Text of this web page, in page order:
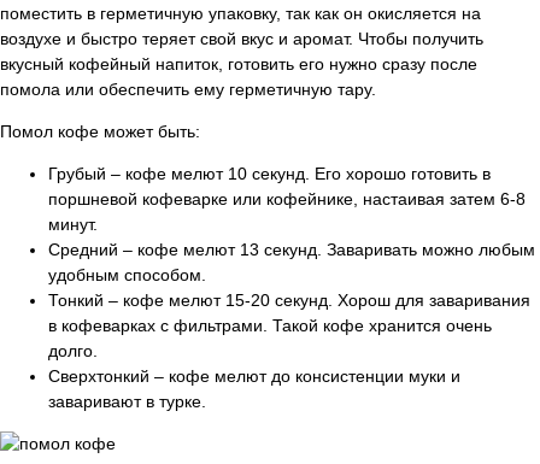
поместить в герметичную упаковку, так как он окисляется на
воздухе и быстро теряет свой вкус и аромат. Чтобы получить
вкусный кофейный напиток, готовить его нужно сразу после
помола или обеспечить ему герметичную тару.
Помол кофе может быть:
Грубый – кофе мелют 10 секунд. Его хорошо готовить в
поршневой кофеварке или кофейнике, настаивая затем 6-8
минут.
Средний – кофе мелют 13 секунд. Заваривать можно любым
удобным способом.
Тонкий – кофе мелют 15-20 секунд. Хорош для заваривания
в кофеварках с фильтрами. Такой кофе хранится очень
долго.
Сверхтонкий – кофе мелют до консистенции муки и
заваривают в турке.